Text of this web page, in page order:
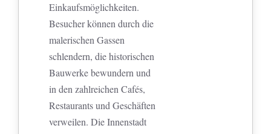
Einkaufsmöglichkeiten.
Besucher können durch die
malerischen Gassen
schlendern, die historischen
Bauwerke bewundern und
in den zahlreichen Cafés,
Restaurants und Geschäften
verweilen. Die Innenstadt